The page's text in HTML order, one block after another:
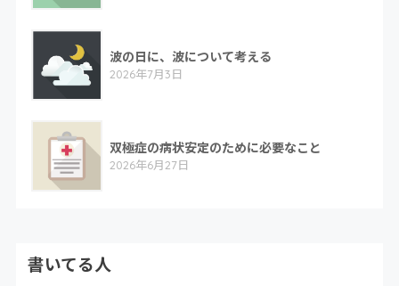
波の日に、波について考える
2026年7月3日
双極症の病状安定のために必要なこと
2026年6月27日
書いてる人